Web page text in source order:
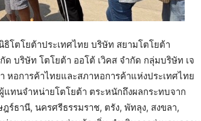
โตโยต้าประเทศไทย บริษัท สยามโตโยต้า
บริษัท โตโยต้า ออโต้ เวิคส จำกัด กลุ่มบริษัท เจ
หอการค้าไทยและสภาหอการค้าแห่งประเทศไทย
ทนจำหน่ายโตโยต้า ตระหนักถึงผลกระทบจาก
ธานี, นครศรีธรรมราช, ตรัง, พัทลุง, สงขลา,